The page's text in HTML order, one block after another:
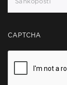
CAPTCHA